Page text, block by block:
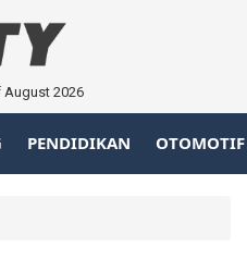
August 2026
PENDIDIKAN OTOMOTIF